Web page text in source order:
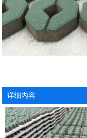
详细内容